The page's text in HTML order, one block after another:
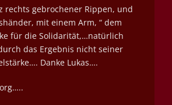
rechts gebrochener Rippen, und
mit einem Arm, “ dem
für die Solidarität,…natürlich
das Ergebnis nicht seiner
Danke Lukas….